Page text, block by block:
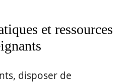
et ressources
disposer de